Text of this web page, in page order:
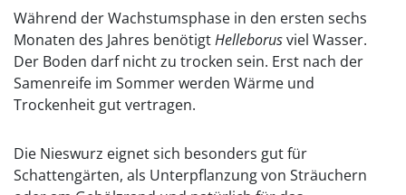
Während der Wachstumsphase in den ersten sechs
Monaten des Jahres benötigtHelleborusviel Wasser.
Der Boden darf nicht zu trocken sein. Erst nach der
Samenreife im Sommer werden Wärme und
Trockenheit gut vertragen.
Die Nieswurz eignet sich besonders gut für
Schattengärten, als Unterpflanzung von Sträuchern